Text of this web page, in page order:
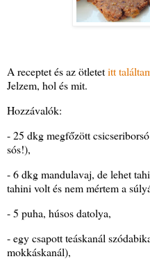
A receptet és az ötletetitt
Jelzem, hol és mit.
Hozzávalók:
- 25 dkg megfőzött
sós!),
- 6 dkg mandulavaj, de lehet
tahini volt és nem mértem a
- 5 puha, húsos datolya,
- egy csapott teáskanál
mokkáskanál),